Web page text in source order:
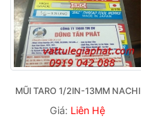
MŨI TARO 1/2IN-13MM NACHI
Giá: Liên Hệ